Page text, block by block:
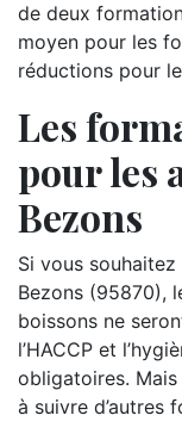
de deux
moyen pour les
réductions pour
Les
pour les
Bezons
Si vous
Bezons (95870),
boissons ne
l’HACCP et
obligatoires.
à suivre d’autres